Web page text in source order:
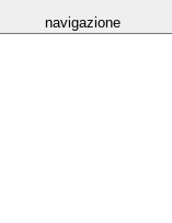
navigazione